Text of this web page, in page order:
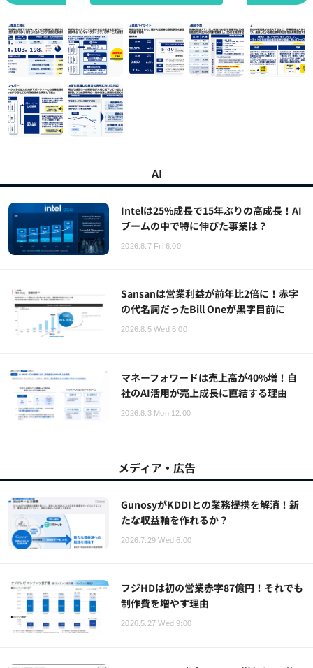
AI
Intelは25%成長で15年ぶりの高成長！AI
ブームの中で特に伸びた事業は？
2026.8.7 Fri 6:00
Sansanは営業利益が前年比2倍に！赤字
の代名詞だったBill Oneが黒字目前に
2026.8.5 Wed 6:00
マネーフォワードは売上高が40%増！自
社のAI活用が売上成長に直結する理由
2026.8.3 Mon 12:00
メディア・広告
GunosyがKDDIとの業務提携を解消！新
たな収益軸を作れるか？
2026.7.29 Wed 6:00
フジHDは初の営業赤字87億円！それでも
制作費を増やす理由
2026.5.27 Wed 9:00